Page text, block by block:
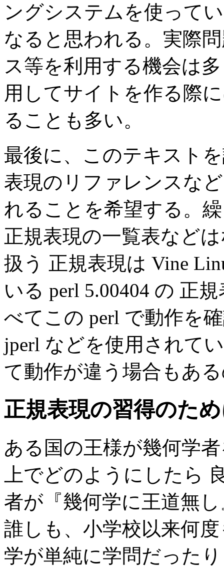
ングシステムを使って
なると思われる。実際
ス等を利用する機会は
用してサイトを作る際
ることも多い。
最後に、このテキスト
表現のリファレンスな
れることを希望する。
正規表現の一覧表など
扱う 正規表現は Vine
いる perl 5.00404 の 正
べてこの perl で動作を
jperl などを使用されて
て動作が違う場合もあ
正規表現の習得のた
ある国の王様が幾何学
上でどのようにしたら
者が『幾何学に王道無
誰しも、小学校以来何
学が単純に学問だった